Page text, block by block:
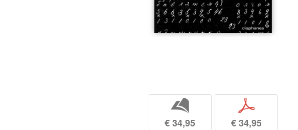
b
€ 34,95
p
€ 34,95